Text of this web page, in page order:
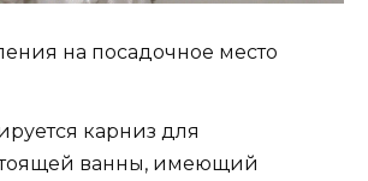
на посадочное место
карниз для
ванны, имеющий